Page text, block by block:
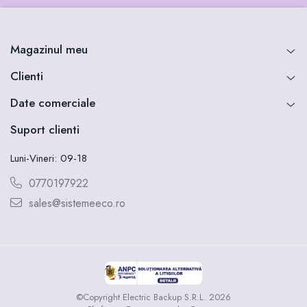
Magazinul meu
Clienti
Date comerciale
Suport clienti
Luni-Vineri: 09-18
0770197922
sales@sistemeeco.ro
©Copyright Electric Backup S.R.L. 2026